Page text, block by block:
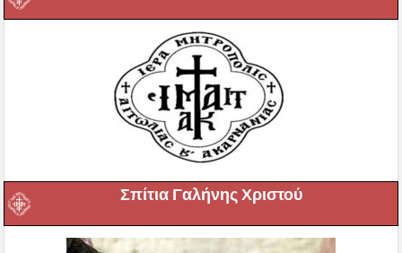
Σπίτια Γαλήνης Χριστού